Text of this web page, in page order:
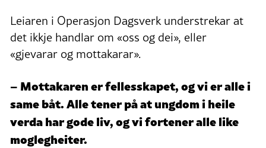
Leiaren i Operasjon Dagsverk understrekar at
det ikkje handlar om «oss og dei», eller
«gjevarar og mottakarar».
– Mottakaren er fellesskapet, og vi er alle i
same båt. Alle tener på at ungdom i heile
verda har gode liv, og vi fortener alle like
moglegheiter.